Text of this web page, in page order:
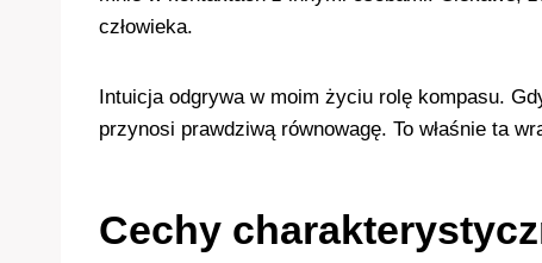
człowieka.
Intuicja odgrywa w moim życiu rolę kompasu.
przynosi prawdziwą równowagę. To właśnie ta
Cechy